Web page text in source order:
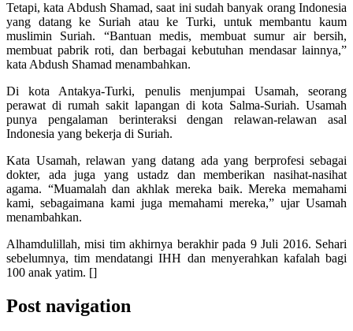
Tetapi, kata Abdush Shamad, saat ini sudah banyak orang Indonesia
yang datang ke Suriah atau ke Turki, untuk membantu kaum
muslimin Suriah. “Bantuan medis, membuat sumur air bersih,
membuat pabrik roti, dan berbagai kebutuhan mendasar lainnya,”
kata Abdush Shamad menambahkan.
Di kota Antakya-Turki, penulis menjumpai Usamah, seorang
perawat di rumah sakit lapangan di kota Salma-Suriah. Usamah
punya pengalaman berinteraksi dengan relawan-relawan asal
Indonesia yang bekerja di Suriah.
Kata Usamah, relawan yang datang ada yang berprofesi sebagai
dokter, ada juga yang ustadz dan memberikan nasihat-nasihat
agama. “Muamalah dan akhlak mereka baik. Mereka memahami
kami, sebagaimana kami juga memahami mereka,” ujar Usamah
menambahkan.
Alhamdulillah, misi tim akhirnya berakhir pada 9 Juli 2016. Sehari
sebelumnya, tim mendatangi IHH dan menyerahkan kafalah bagi
100 anak yatim. []
Post navigation